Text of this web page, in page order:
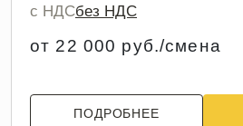
с НДСбез НДС
от 22 000 руб./смена
ПОДРОБНЕЕ